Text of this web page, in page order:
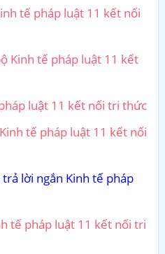
tế pháp luật 11 kết nối
Kinh tế pháp luật 11 kết
luật 11 kết nối tri thức
tế pháp luật 11 kết nối
lời ngắn Kinh tế pháp
tế pháp luật 11 kết nối tri